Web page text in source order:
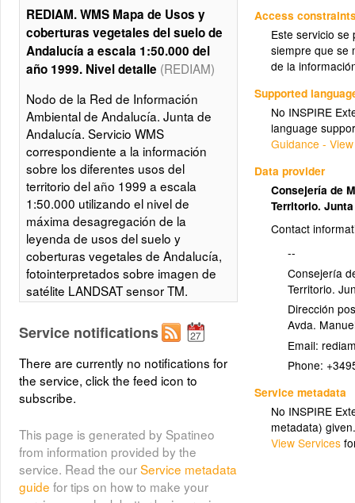
Access
Este servicio
siempre que se
de la
Supported
No INSPIRE
language
Guidance -
Data provider
Consejería de
Territorio.
Contact
--
Consejería
Territorio.
Dirección
Avda.
Email:
Phone:
Service metadata
No INSPIRE
metadata)
View Services
REDIAM. WMS Mapa de Usos y
coberturas vegetales del suelo de
Andalucía a escala 1:50.000 del
año 1999. Nivel detalle (REDIAM)
Nodo de la Red de Información
Ambiental de Andalucía. Junta de
Andalucía. Servicio WMS
correspondiente a la información
sobre los diferentes usos del
territorio del año 1999 a escala
1:50.000 utilizando el nivel de
máxima desagregación de la
leyenda de usos del suelo y
coberturas vegetales de Andalucía,
fotointerpretados sobre imagen de
satélite LANDSAT sensor TM.
Presenta una escala de
visualización comprendida entre
1:200.000 y 1:5.000. Integrado en
la Infraestructura de Datos
Espaciales de Andalucía, siguiendo
las directrices del Sistema
Usos del suelo del territorio
andaluz en 1999 representados
utilizando el nivel de máxima
Service notifications
There are currently no notifications for
the service, click the feed icon to
subscribe.
This page is generated by Spatineo
from information provided by the
service. Read the ourService metadata
guide for tips on how to make your